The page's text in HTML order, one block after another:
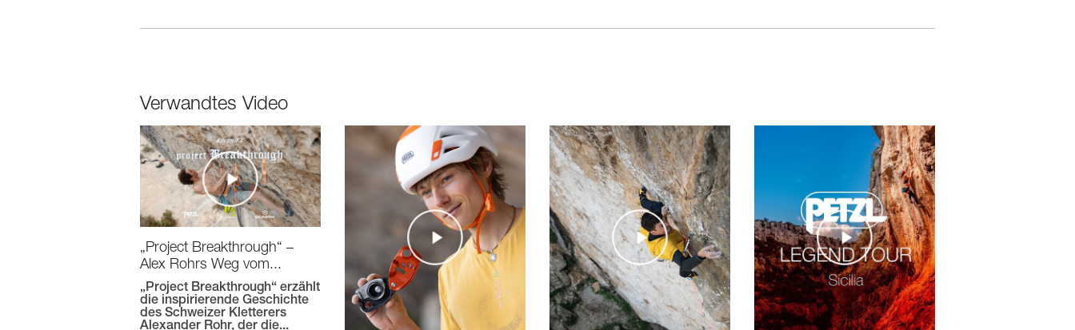
Verwandtes Video
„Project Breakthrough“ –
Alex Rohrs Weg vom...
„Project Breakthrough“ erzählt
die inspirierende Geschichte
des Schweizer Kletterers
Alexander Rohr, der die...